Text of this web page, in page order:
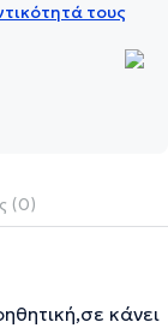
τους
(0)
κάνει